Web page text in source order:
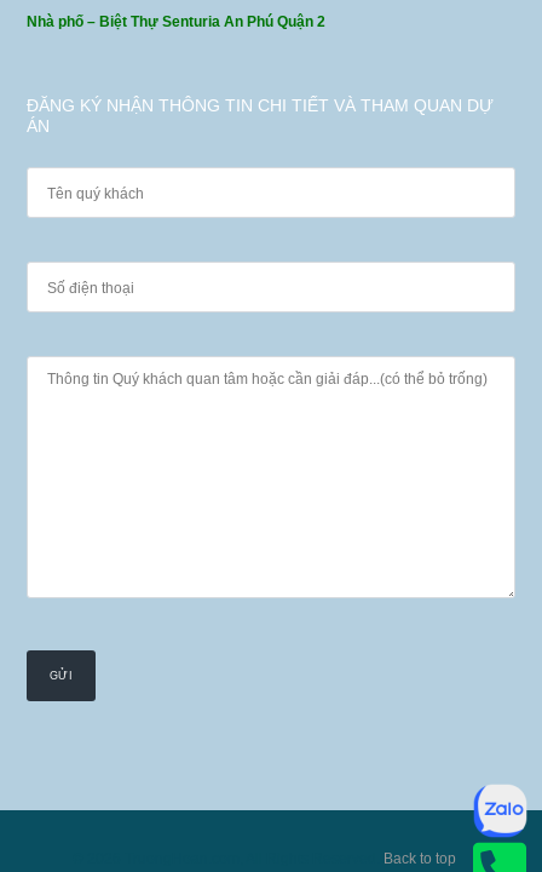
Nhà phố – Biệt Thự Senturia An Phú Quận 2
ĐĂNG KÝ NHẬN THÔNG TIN CHI TIẾT VÀ THAM QUAN DỰ
ÁN
Back to top